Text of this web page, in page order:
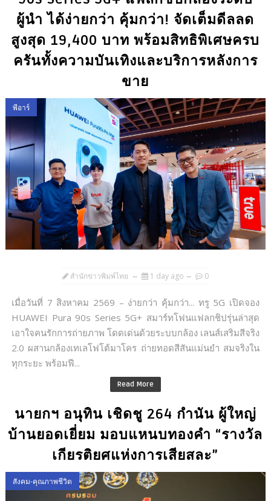
ผู้นำ ได้ง่ายกว่า คุ้มกว่า! จัดเต็มดีลลด
สูงสุด 19,400 บาท พร้อมสิทธิพิเศษครบ
ครันทั้งความบันเทิงและบริการหลังการ
ขาย
พีอาร์
สำนักข่าวพิมพ์ไทย 1 day ago 0
เมื่อวันที่ 7 สิงหาคม 2569 – ง่ายกว่า คุ้มกว่า... ทรู 5G เปิดจอง
HUAWEI Pura 90s Series 5G+ สมาร์ทโฟนแฟลกชิปรุ่นล่าสุด
เอาใจคนรักการถ่ายภาพ โดดเด่นด้วยระบบกล้อง เลนส์เสริมสีจริง
2.0 ผสานกล้องเทเลโฟโต้มาโคร ถ่ายทอดสีสันแม่นยำ สมจริงใน
ทุกระยะ พร้อมฟี...
Read More
นายกฯ อนุทิน เชิดชู 264 กำนัน ผู้ใหญ่
บ้านยอดเยี่ยม มอบแหนบทองคำ “รางวัล
เกียรติยศแห่งการเสียสละ”
สังคม-คุณภาพชีวิต